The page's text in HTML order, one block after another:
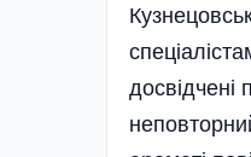
досвідчені